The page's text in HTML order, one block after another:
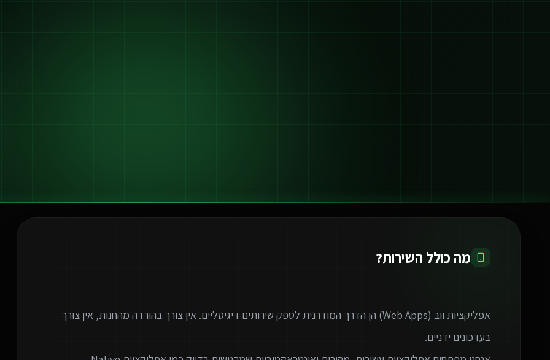
מה כולל השירות?
אפליקציות ווב (Web Apps) הן הדרך המודרנית לספק שירותים דיגיטליים. אין צורך בהורדה מהחנות, אין צורך